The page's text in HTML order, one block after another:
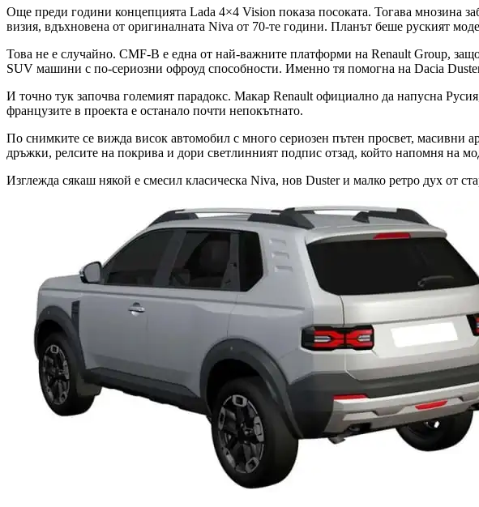
Още преди години концепцията Lada 4×4 Vision показа посоката. Тогава мнозина
визия, вдъхновена от оригиналната Niva от 70-те години. Планът беше руският
Това не е случайно. CMF-B е една от най-важните платформи на Renault Group,
SUV машини с по-сериозни офроуд способности. Именно тя помогна на Dacia
И точно тук започва големият парадокс. Макар Renault официално да напусна
французите в проекта е останало почти непокътнато.
По снимките се вижда висок автомобил с много сериозен пътен просвет, масивни
дръжки, релсите на покрива и дори светлинният подпис отзад, който напомня на
Изглежда сякаш някой е смесил класическа Niva, нов Duster и малко ретро дух от